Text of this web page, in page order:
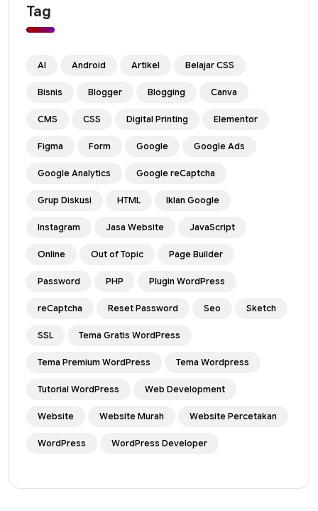
Tag
AI Android Artikel Belajar CSS
Bisnis Blogger Blogging Canva
CMS CSS Digital Printing Elementor
Figma Form Google Google Ads
Google Analytics Google reCaptcha
Grup Diskusi HTML Iklan Google
Instagram Jasa Website JavaScript
Online Out of Topic Page Builder
Password PHP Plugin WordPress
reCaptcha Reset Password Seo Sketch
SSL Tema Gratis WordPress
Tema Premium WordPress Tema Wordpress
Tutorial WordPress Web Development
Website Website Murah Website Percetakan
WordPress WordPress Developer